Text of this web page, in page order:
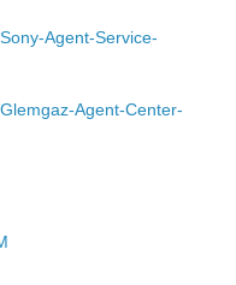
Agent-Service-
Agent-Center-